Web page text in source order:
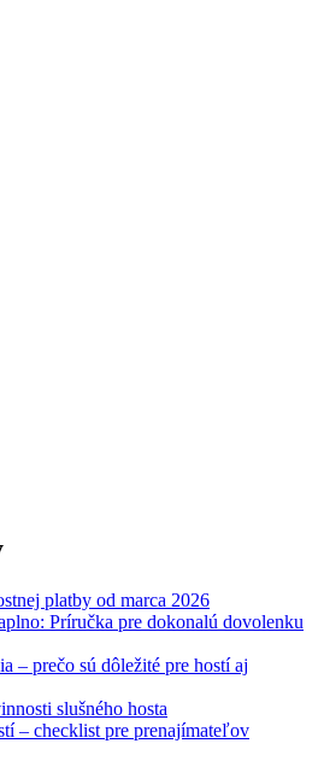
platby od marca 2026
Príručka pre dokonalú dovolenku
– prečo sú dôležité pre hostí aj
slušného hosta
– checklist pre prenajímateľov